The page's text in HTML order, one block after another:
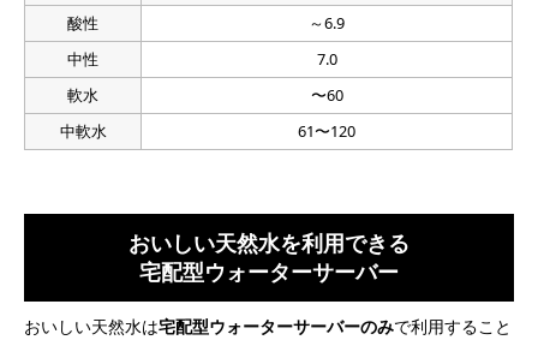
酸性
～6.9
中性
7.0
軟水
〜60
中軟水
61〜120
おいしい天然水を利用できる
宅配型ウォーターサーバー
おいしい天然水は宅配型ウォーターサーバーのみで利用すること